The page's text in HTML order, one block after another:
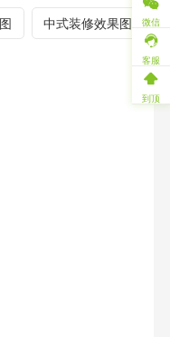
中式装修效果图 微信
客服
到顶